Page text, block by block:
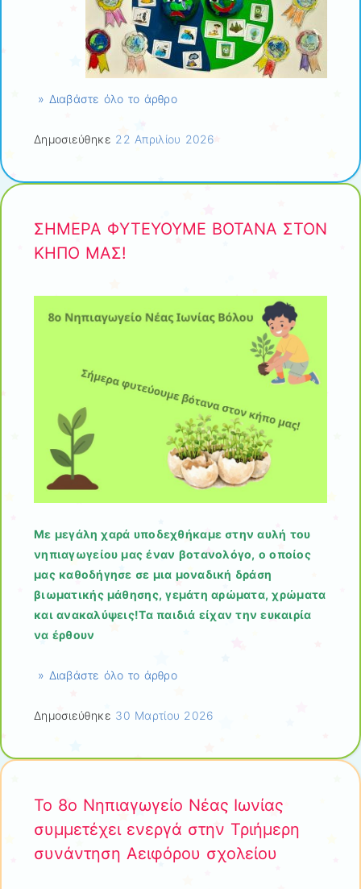
» Διαβάστε όλο το άρθρο
Δημοσιεύθηκε 22 Απριλίου 2026
ΣΗΜΕΡΑ ΦΥΤΕΥΟΥΜΕ ΒΟΤΑΝΑ ΣΤΟΝ
ΚΗΠΟ ΜΑΣ!
Με μεγάλη χαρά υποδεχθήκαμε στην αυλή του
νηπιαγωγείου μας έναν βοτανολόγο, ο οποίος
μας καθοδήγησε σε μια μοναδική δράση
βιωματικής μάθησης, γεμάτη αρώματα, χρώματα
και ανακαλύψεις!Τα παιδιά είχαν την ευκαιρία
να έρθουν
» Διαβάστε όλο το άρθρο
Δημοσιεύθηκε 30 Μαρτίου 2026
Το 8ο Νηπιαγωγείο Νέας Ιωνίας
συμμετέχει ενεργά στην Τριήμερη
συνάντηση Αειφόρου σχολείου